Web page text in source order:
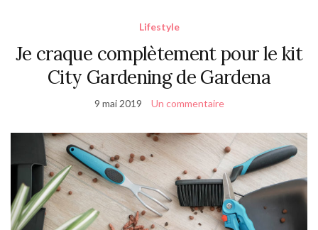
Lifestyle
Je craque complètement pour le kit
City Gardening de Gardena
9 mai 2019 Un commentaire